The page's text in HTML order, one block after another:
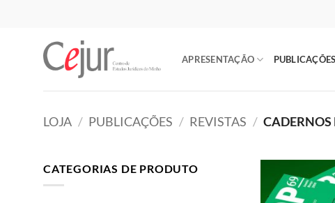
APRESENTAÇÃO PUBLICAÇÕES
LOJA / PUBLICAÇÕES / REVISTAS / CADERNOS
CATEGORIAS DE PRODUTO